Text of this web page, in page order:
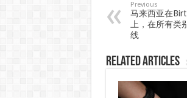
Previous
马来西亚在
上，在所有类
线
Related Articles